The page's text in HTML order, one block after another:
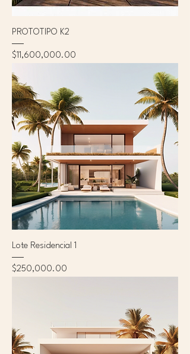
PROTOTIPO K2
Precio
$11,600,000.00
Lote Residencial 1
Precio
$250,000.00